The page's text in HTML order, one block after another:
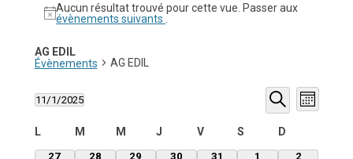
Aucun résultat trouvé pour cette vue. Passer aux
évènements suivants .
AG EDIL
Évènements
AG EDIL
Recherche
et
navigation
vues
Recherche
de
vues
Mois
11/1/2025
date.
Calendrier
Évènements
L M M J V S D
0
27
0
28
0
29
0
30
0
31
01
0
2